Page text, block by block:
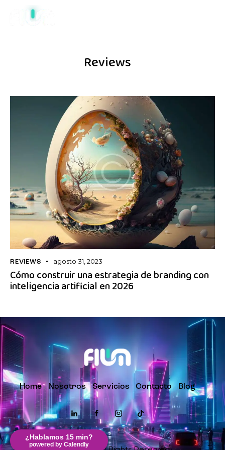
¿Hablamos 15 min?
powered by Calendly
Reviews
REVIEWS agosto 31, 2023
Cómo construir una estrategia de branding con
inteligencia artificial en 2026
Home Nosotros Servicios Contacto Blog